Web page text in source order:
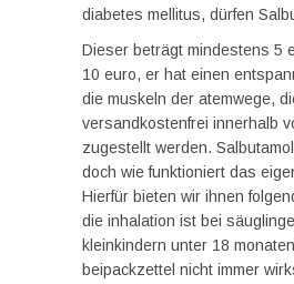
diabetes mellitus, dürfen
Dieser beträgt mindestens 5
10 euro, er hat einen
die muskeln der atemwege,
versandkostenfrei innerhalb
zugestellt werden.
doch wie funktioniert das
Hierfür bieten wir ihnen
die inhalation ist bei
kleinkindern unter 18
beipackzettel nicht immer